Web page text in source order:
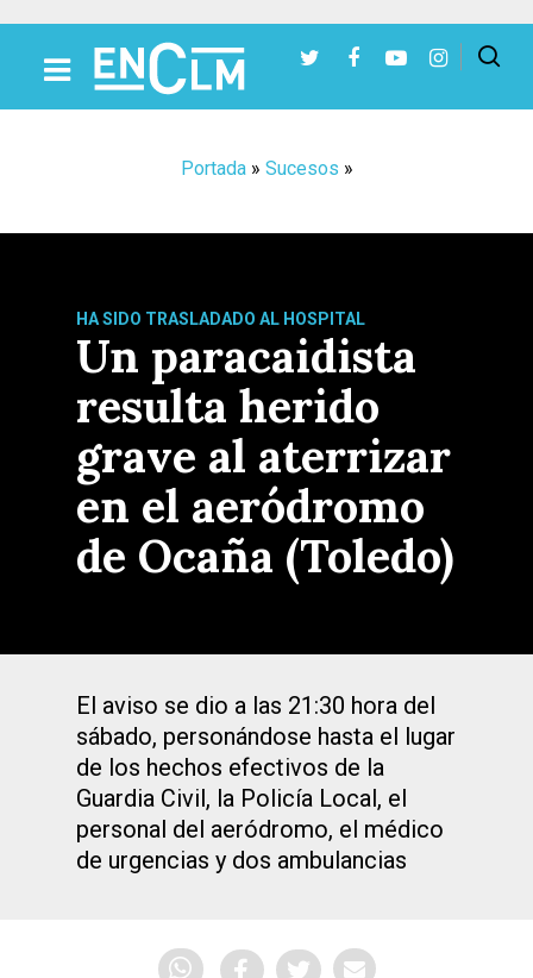
Portada» Sucesos »
HA SIDO TRASLADADO AL HOSPITAL
Un paracaidista
resulta herido
grave al aterrizar
en el aeródromo
de Ocaña (Toledo)
El aviso se dio a las 21:30 hora del
sábado, personándose hasta el lugar
de los hechos efectivos de la
Guardia Civil, la Policía Local, el
personal del aeródromo, el médico
de urgencias y dos ambulancias